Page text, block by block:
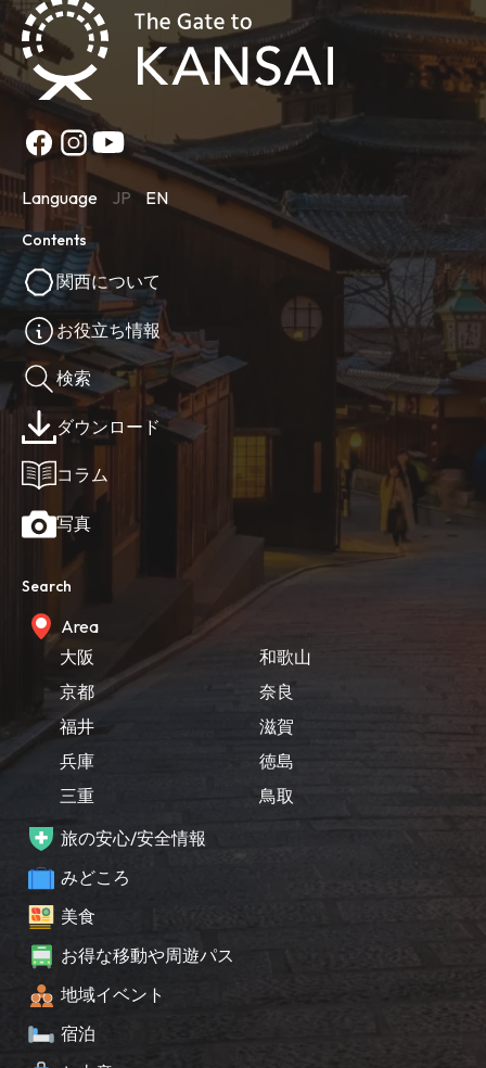
Language JP EN
Contents
関西について
お役立ち情報
検索
ダウンロード
コラム
写真
Search
Area
大阪
京都
福井
兵庫
三重
和歌山
奈良
滋賀
徳島
鳥取
旅の安心/安全情報
みどころ
美食
お得な移動や周遊パス
地域イベント
宿泊